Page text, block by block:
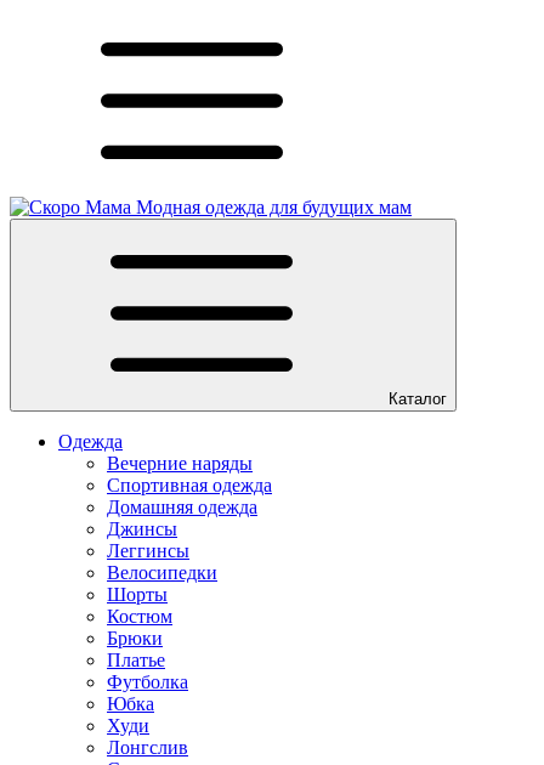
Модная одежда для будущих мам
Каталог
Одежда
Вечерние наряды
Спортивная одежда
Домашняя одежда
Джинсы
Леггинсы
Велосипедки
Шорты
Костюм
Брюки
Платье
Футболка
Юбка
Худи
Лонгслив